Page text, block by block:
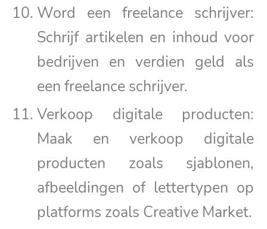
Word een freelance schrijver:
Schrijf artikelen en inhoud voor
bedrijven en verdien geld als
een freelance schrijver.
Verkoop digitale producten:
Maak en verkoop digitale
producten zoals sjablonen,
afbeeldingen of lettertypen op
platforms zoals Creative Market.